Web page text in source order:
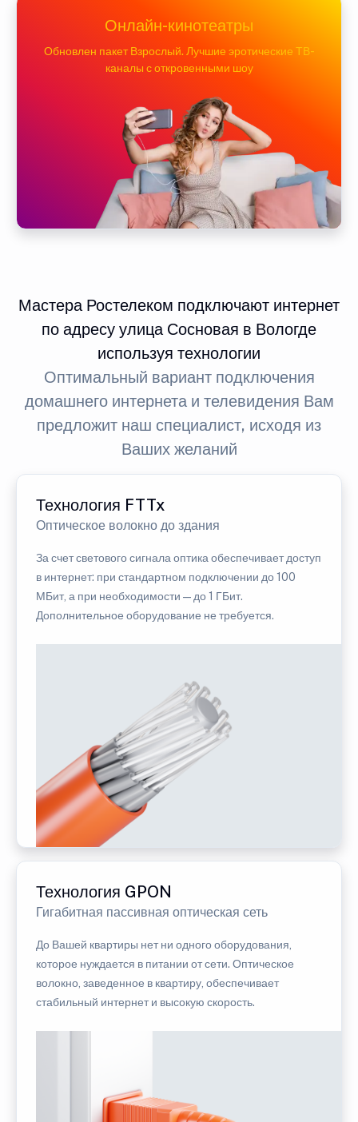
Онлайн-кинотеатры
Обновлен пакет Взрослый. Лучшие эротические ТВ-
каналы с откровенными шоу
Мастера Ростелеком подключают интернет
по адресу улица Сосновая в Вологде
используя технологии
Оптимальный вариант подключения
домашнего интернета и телевидения Вам
предложит наш специалист, исходя из
Ваших желаний
Технология FTTx
Оптическое волокно до здания
За счет светового сигнала оптика обеспечивает доступ
в интернет: при стандартном подключении до 100
МБит, а при необходимости — до 1 ГБит.
Дополнительное оборудование не требуется.
Технология GPON
Гигабитная пассивная оптическая сеть
До Вашей квартиры нет ни одного оборудования,
которое нуждается в питании от сети. Оптическое
волокно, заведенное в квартиру, обеспечивает
стабильный интернет и высокую скорость.